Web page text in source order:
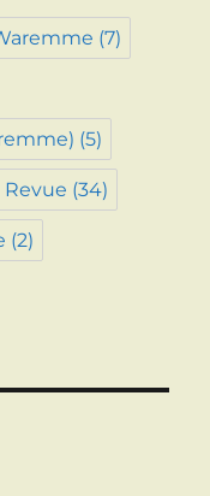
(7)
(5)
Revue (34)
(2)